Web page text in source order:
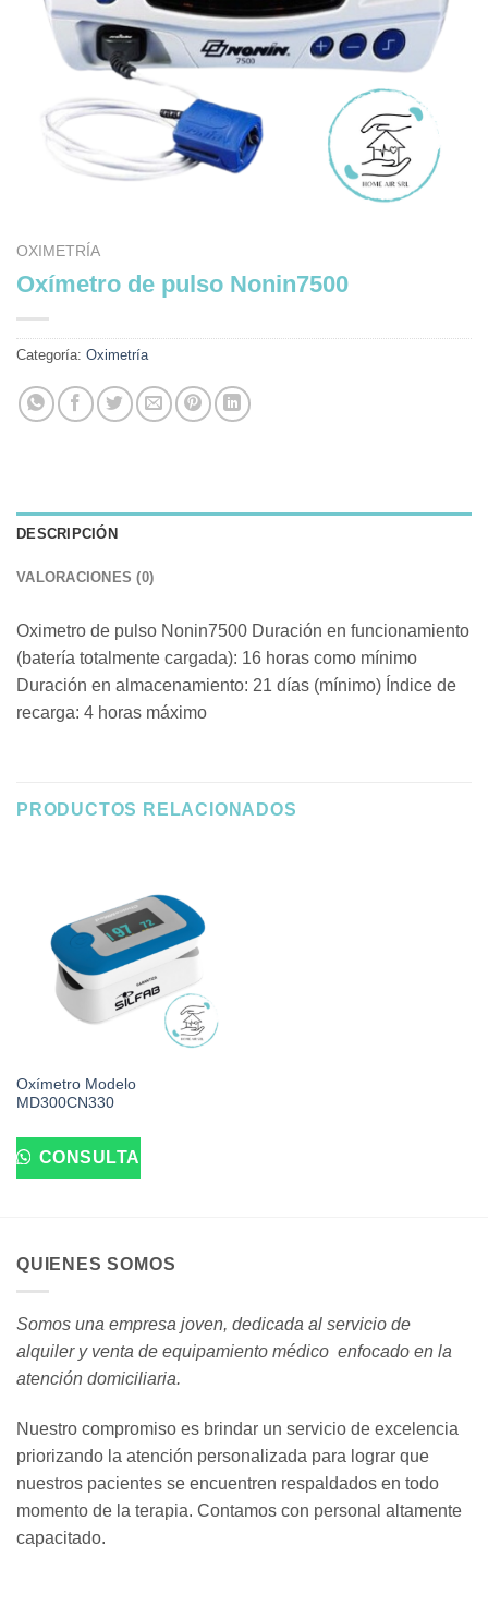
OXIMETRÍA
Oxímetro de pulso Nonin7500
Categoría: Oximetría
DESCRIPCIÓN
VALORACIONES (0)
Oximetro de pulso Nonin7500 Duración en funcionamiento
(batería totalmente cargada): 16 horas como mínimo
Duración en almacenamiento: 21 días (mínimo) Índice de
recarga: 4 horas máximo
PRODUCTOS RELACIONADOS
Oxímetro Modelo
MD300CN330
CONSULTA
QUIENES SOMOS
Somos una empresa joven, dedicada al servicio de
alquiler y venta de equipamiento médico enfocado en la
atención domiciliaria.
Nuestro compromiso es brindar un servicio de excelencia
priorizando la atención personalizada para lograr que
nuestros pacientes se encuentren respaldados en todo
momento de la terapia. Contamos con personal altamente
capacitado.